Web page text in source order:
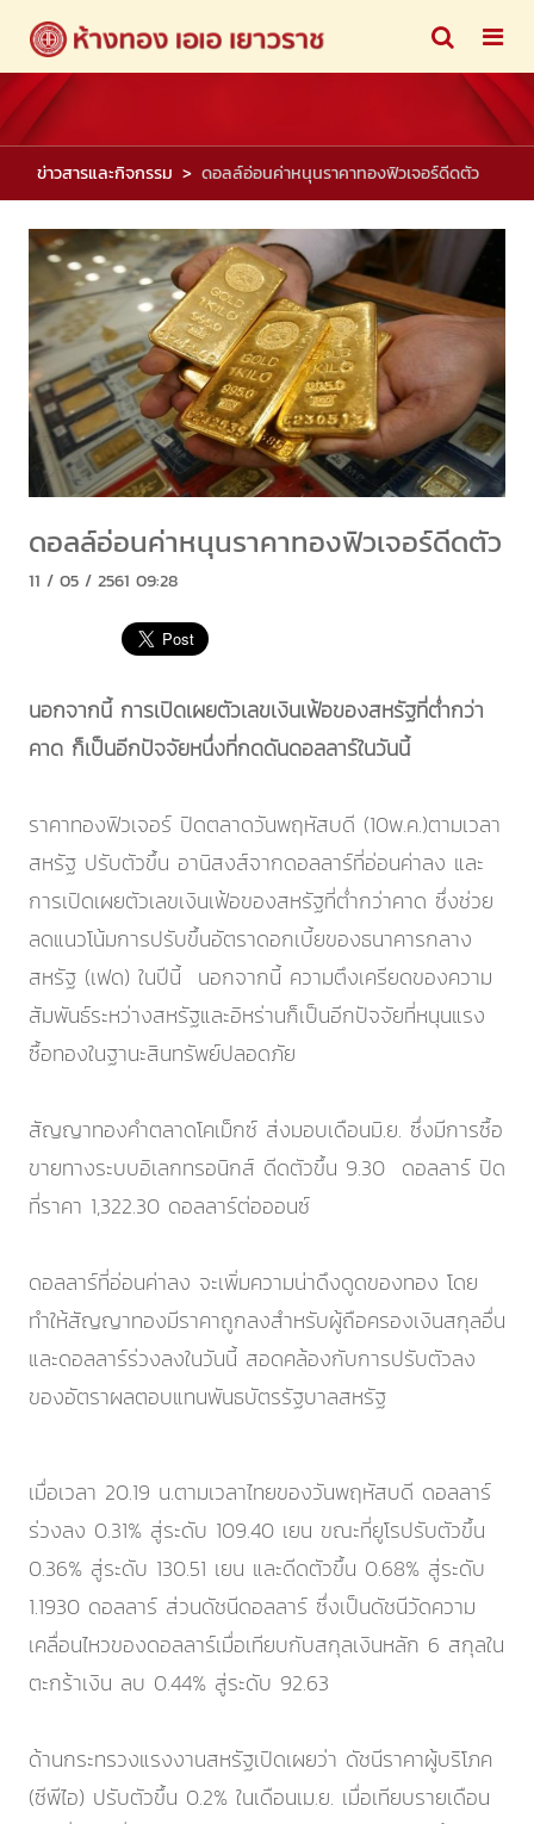
ข่าวสารและกิจกรรม ดอลล์อ่อนค่าหนุนราคาทองฟิวเจอร์ดีดตัว
ดอลล์อ่อนค่าหนุนราคาทองฟิวเจอร์ดีดตัว
11 / 05 / 2561 09:28
นอกจากนี้ การเปิดเผยตัวเลขเงินเฟ้อของสหรัฐที่ต่ำกว่า
คาด ก็เป็นอีกปัจจัยหนึ่งที่กดดันดอลลาร์ในวันนี้
ราคาทองฟิวเจอร์ ปิดตลาดวันพฤหัสบดี (10พ.ค.)ตามเวลา
สหรัฐ ปรับตัวขึ้น อานิสงส์จากดอลลาร์ที่อ่อนค่าลง และ
การเปิดเผยตัวเลขเงินเฟ้อของสหรัฐที่ต่ำกว่าคาด ซึ่งช่วย
ลดแนวโน้มการปรับขึ้นอัตราดอกเบี้ยของธนาคารกลาง
สหรัฐ (เฟด) ในปีนี้ นอกจากนี้ ความตึงเครียดของความ
สัมพันธ์ระหว่างสหรัฐและอิหร่านก็เป็นอีกปัจจัยที่หนุนแรง
ซื้อทองในฐานะสินทรัพย์ปลอดภัย
สัญญาทองคำตลาดโคเม็กซ์ ส่งมอบเดือนมิ.ย. ซึ่งมีการซื้อ
ขายทางระบบอิเลกทรอนิกส์ ดีดตัวขึ้น 9.30 ดอลลาร์ ปิด
ที่ราคา 1,322.30 ดอลลาร์ต่อออนซ์
ดอลลาร์ที่อ่อนค่าลง จะเพิ่มความน่าดึงดูดของทอง โดย
ทำให้สัญญาทองมีราคาถูกลงสำหรับผู้ถือครองเงินสกุลอื่น
และดอลลาร์ร่วงลงในวันนี้ สอดคล้องกับการปรับตัวลง
ของอัตราผลตอบแทนพันธบัตรรัฐบาลสหรัฐ
เมื่อเวลา 20.19 น.ตามเวลาไทยของวันพฤหัสบดี ดอลลาร์
ร่วงลง 0.31% สู่ระดับ 109.40 เยน ขณะที่ยูโรปรับตัวขึ้น
0.36% สู่ระดับ 130.51 เยน และดีดตัวขึ้น 0.68% สู่ระดับ
1.1930 ดอลลาร์ ส่วนดัชนีดอลลาร์ ซึ่งเป็นดัชนีวัดความ
เคลื่อนไหวของดอลลาร์เมื่อเทียบกับสกุลเงินหลัก 6 สกุลใน
ตะกร้าเงิน ลบ 0.44% สู่ระดับ 92.63
ด้านกระทรวงแรงงานสหรัฐเปิดเผยว่า ดัชนีราคาผู้บริโภค
(ซีพีไอ) ปรับตัวขึ้น 0.2% ในเดือนเม.ย. เมื่อเทียบรายเดือน